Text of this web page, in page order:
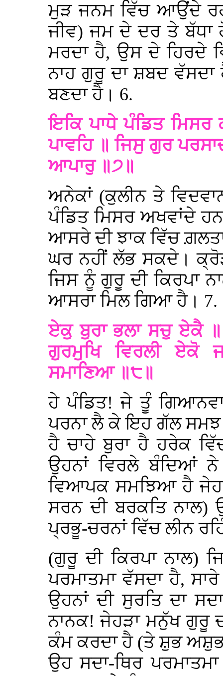
ਮੁੜ ਜਨਮ ਵਿੱਚ ਆਉਂਦੇ
ਜੀਵ) ਜਮ ਦੇ ਦਰ ਤੇ
ਮਰਦਾ ਹੈ, ਉਸ ਦੇ ਹਿਰਦੇ
ਨਾਹ ਗੁਰੂ ਦਾ ਸ਼ਬਦ
ਬਣਦਾ ਹੈ। 6.
ਇਕਿ ਪਾਧੇ ਪੰਡਿਤ ਮਿਸਰ
ਪਾਵਹਿ ॥ ਜਿਸੁ ਗੁਰ
ਆਪਾਰੁ ॥੭॥
ਅਨੇਕਾਂ (ਕੁਲੀਨ ਤੇ
ਪੰਡਿਤ ਮਿਸਰ ਅਖਵਾਂਦੇ
ਆਸਰੇ ਦੀ ਝਾਕ ਵਿੱਚ
ਘਰ ਨਹੀਂ ਲੱਭ ਸਕਦੇ।
ਜਿਸ ਨੂੰ ਗੁਰੂ ਦੀ ਕਿਰਪਾ
ਆਸਰਾ ਮਿਲ ਗਿਆ ਹੈ। 7.
ਏਕੁ ਬੁਰਾ ਭਲਾ ਸਚੁ ਏਕੈ
ਗੁਰਮੁਖਿ ਵਿਰਲੀ ਏਕੋ
ਸਮਾਣਿਆ ॥੮॥
ਹੇ ਪੰਡਿਤ! ਜੇ ਤੂੰ
ਪਰਨਾ ਲੈ ਕੇ ਇਹ ਗੱਲ
ਹੈ ਚਾਹੇ ਬੁਰਾ ਹੈ ਹਰੇਕ
ਉਹਨਾਂ ਵਿਰਲੇ ਬੰਦਿਆਂ
ਵਿਆਪਕ ਸਮਝਿਆ ਹੈ
ਸਰਨ ਦੀ ਬਰਕਤਿ
ਪ੍ਰਭੂ-ਚਰਨਾਂ ਵਿੱਚ ਲੀਨ
(ਗੁਰੂ ਦੀ ਕਿਰਪਾ ਨਾਲ)
ਪਰਮਾਤਮਾ ਵੱਸਦਾ ਹੈ,
ਉਹਨਾਂ ਦੀ ਸੁਰਤਿ ਦਾ
ਨਾਨਕ! ਜੇਹੜਾ ਮਨੁੱਖ ਗੁਰੂ
ਕੰਮ ਕਰਦਾ ਹੈ (ਤੇ ਸ਼ੁਭ
ਉਹ ਸਦਾ-ਥਿਰ